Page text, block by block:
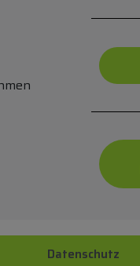
Datenschutz